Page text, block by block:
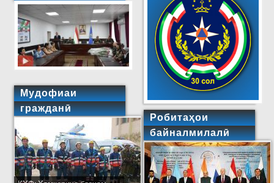
Мудофиаи
гражданӣ
Робитаҳои
байналмилалӣ